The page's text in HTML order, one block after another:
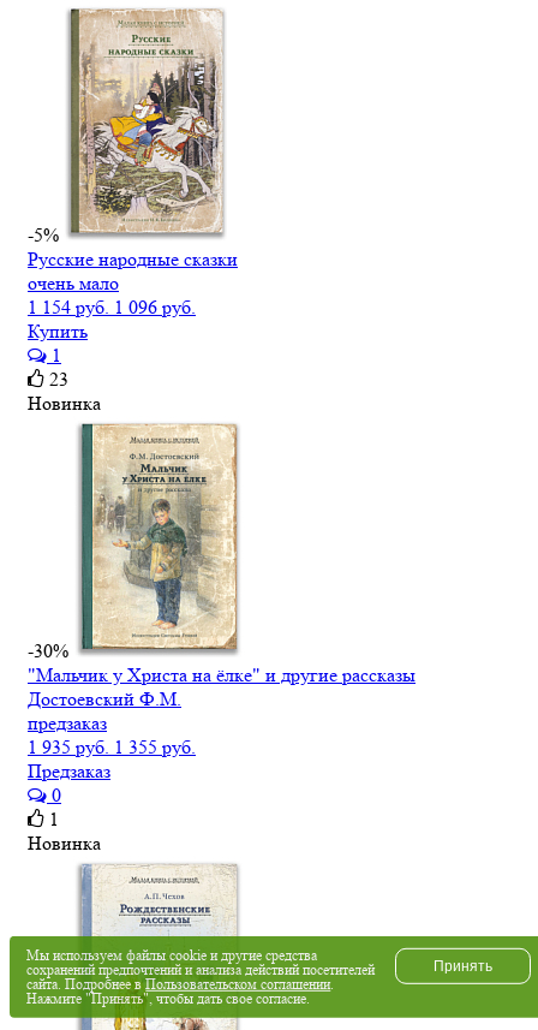
-5%
Русские народные сказки
очень мало
1 154 руб. 1 096 руб.
Купить
1
23
Новинка
-30%
"Мальчик у Христа на ёлке" и другие рассказы
Достоевский Ф.М.
предзаказ
1 935 руб. 1 355 руб.
Предзаказ
0
1
Новинка
Мы используем файлы cookie и другие средства
сохранений предпочтений и анализа действий посетителей
сайта. Подробнее вПользовательском соглашении.
Нажмите "Принять", чтобы дать свое согласие.
Принять